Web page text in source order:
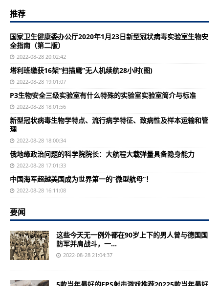
推荐
国家卫生健康委办公厅2020年1月23日新型冠状病毒实验室生物安
全指南（第二版）
2022-08-28 20:02:42
塔利班缴获16架“扫描鹰”无人机续航28小时(图)
2022-08-28 19:01:07
P3生物安全三级实验室有什么特殊的实验室实验室简介与标准
2022-08-28 18:01:56
新型冠状病毒生物学特点、流行病学特征、致病性及样本运输和管
理
2022-08-28 18:00:34
俄地缘政治问题的科学院院长：大航程大载弹量具备隐身能力
2022-08-28 17:01:33
中国海军超越美国成为世界第一的“微型航母”！
2022-08-28 16:11:08
要闻
这些今天无一例外都在90岁上下的男人曾与德国国
防军并肩战斗，一...
2022-08-28 21:04:37
5款当年最好的FPS射击游戏推荐20225款当年最好